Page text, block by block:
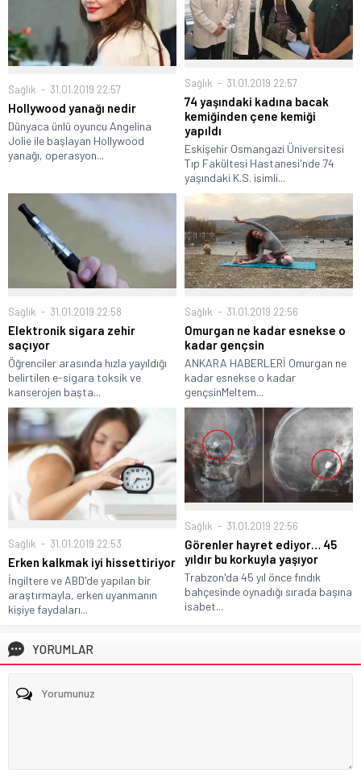
Sağlık 31.01.2019 22:57
Hollywood yanağı nedir
Dünyaca ünlü oyuncu Angelina
Jolie ile başlayan Hollywood
yanağı, operasyon...
Sağlık 31.01.2019 22:57
74 yaşındaki kadına bacak
kemiğinden çene kemiği
yapıldı
Eskişehir Osmangazi Üniversitesi
Tıp Fakültesi Hastanesi'nde 74
yaşındaki K.S. isimli...
Sağlık 31.01.2019 22:58
Elektronik sigara zehir
saçıyor
Öğrenciler arasında hızla yayıldığı
belirtilen e-sigara toksik ve
kanserojen başta...
Sağlık 31.01.2019 22:56
Omurgan ne kadar esnekse o
kadar gençsin
ANKARA HABERLERİ Omurgan ne
kadar esnekse o kadar
gençsinMeltem...
Sağlık 31.01.2019 22:53
Erken kalkmak iyi hissettiriyor
İngiltere ve ABD'de yapılan bir
araştırmayla, erken uyanmanın
kişiye faydaları...
Sağlık 31.01.2019 22:56
Görenler hayret ediyor… 45
yıldır bu korkuyla yaşıyor
Trabzon'da 45 yıl önce fındık
bahçesinde oynadığı sırada başına
isabet...
YORUMLAR